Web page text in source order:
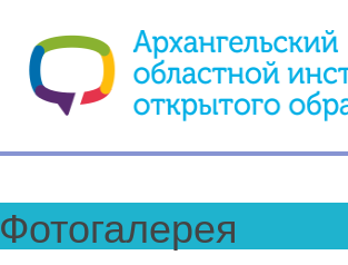
Фотогалерея